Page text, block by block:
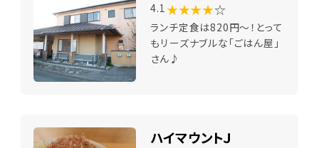
4.1 ★★★★☆
ランチ定食は820円～！とって
もリーズナブルな「ごはん屋」
さん♪
ハイマウントＪ